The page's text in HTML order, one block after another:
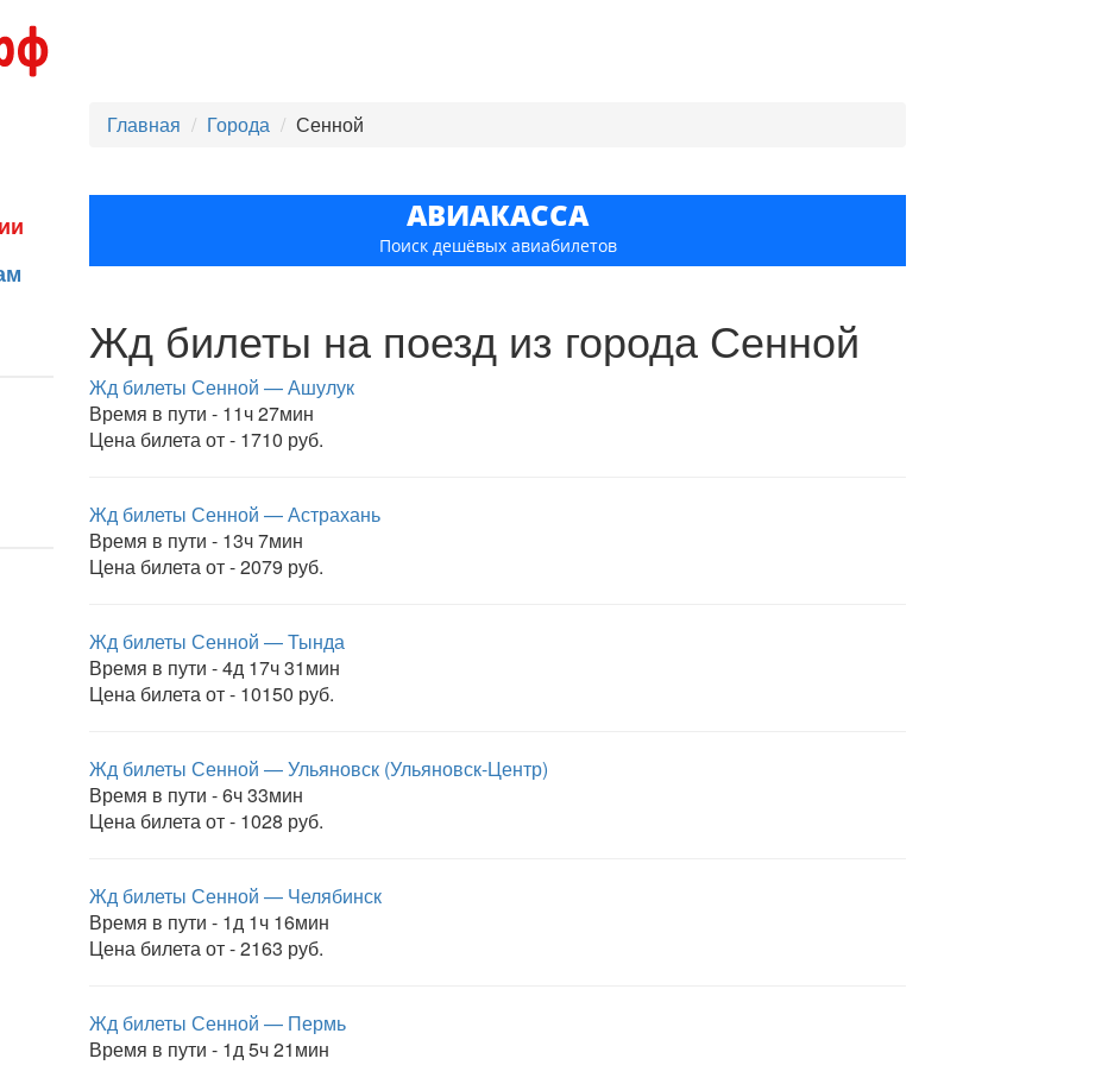
Главная Города Сенной
АВИАКАССА
Поиск дешёвых авиабилетов
Жд билеты на поезд из города Сенной
Жд билеты Сенной — Ашулук
Время в пути - 11ч 27мин
Цена билета от - 1710 руб.
Жд билеты Сенной — Астрахань
Время в пути - 13ч 7мин
Цена билета от - 2079 руб.
Жд билеты Сенной — Тында
Время в пути - 4д 17ч 31мин
Цена билета от - 10150 руб.
Жд билеты Сенной — Ульяновск (Ульяновск-Центр)
Время в пути - 6ч 33мин
Цена билета от - 1028 руб.
Жд билеты Сенной — Челябинск
Время в пути - 1д 1ч 16мин
Цена билета от - 2163 руб.
Жд билеты Сенной — Пермь
Время в пути - 1д 5ч 21мин